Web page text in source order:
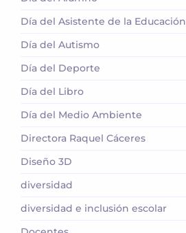
Día del Asistente de la Educación
Día del Autismo
Día del Deporte
Día del Libro
Día del Medio Ambiente
Directora Raquel Cáceres
Diseño 3D
diversidad
diversidad e inclusión escolar